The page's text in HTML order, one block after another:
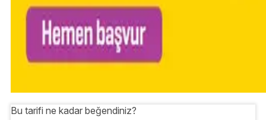
Bu tarifi ne kadar beğendiniz?